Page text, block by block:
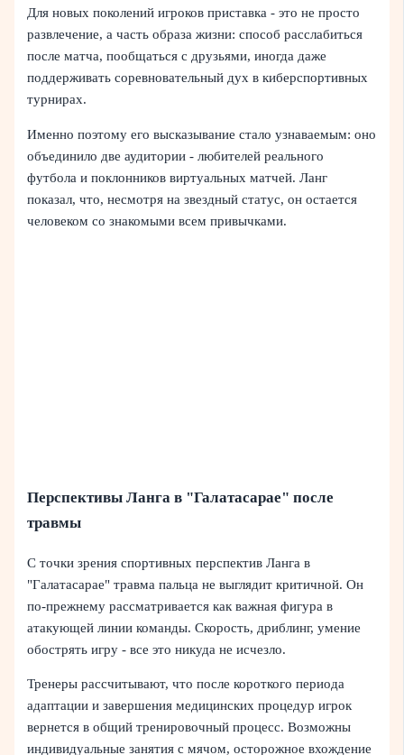
Для новых поколений игроков приставка - это не просто
развлечение, а часть образа жизни: способ расслабиться
после матча, пообщаться с друзьями, иногда даже
поддерживать соревновательный дух в киберспортивных
турнирах.
Именно поэтому его высказывание стало узнаваемым: оно
объединило две аудитории - любителей реального
футбола и поклонников виртуальных матчей. Ланг
показал, что, несмотря на звездный статус, он остается
человеком со знакомыми всем привычками.
Перспективы Ланга в "Галатасарае" после
травмы
С точки зрения спортивных перспектив Ланга в
"Галатасарае" травма пальца не выглядит критичной. Он
по-прежнему рассматривается как важная фигура в
атакующей линии команды. Скорость, дриблинг, умение
обострять игру - все это никуда не исчезло.
Тренеры рассчитывают, что после короткого периода
адаптации и завершения медицинских процедур игрок
вернется в общий тренировочный процесс. Возможны
индивидуальные занятия с мячом, осторожное вхождение